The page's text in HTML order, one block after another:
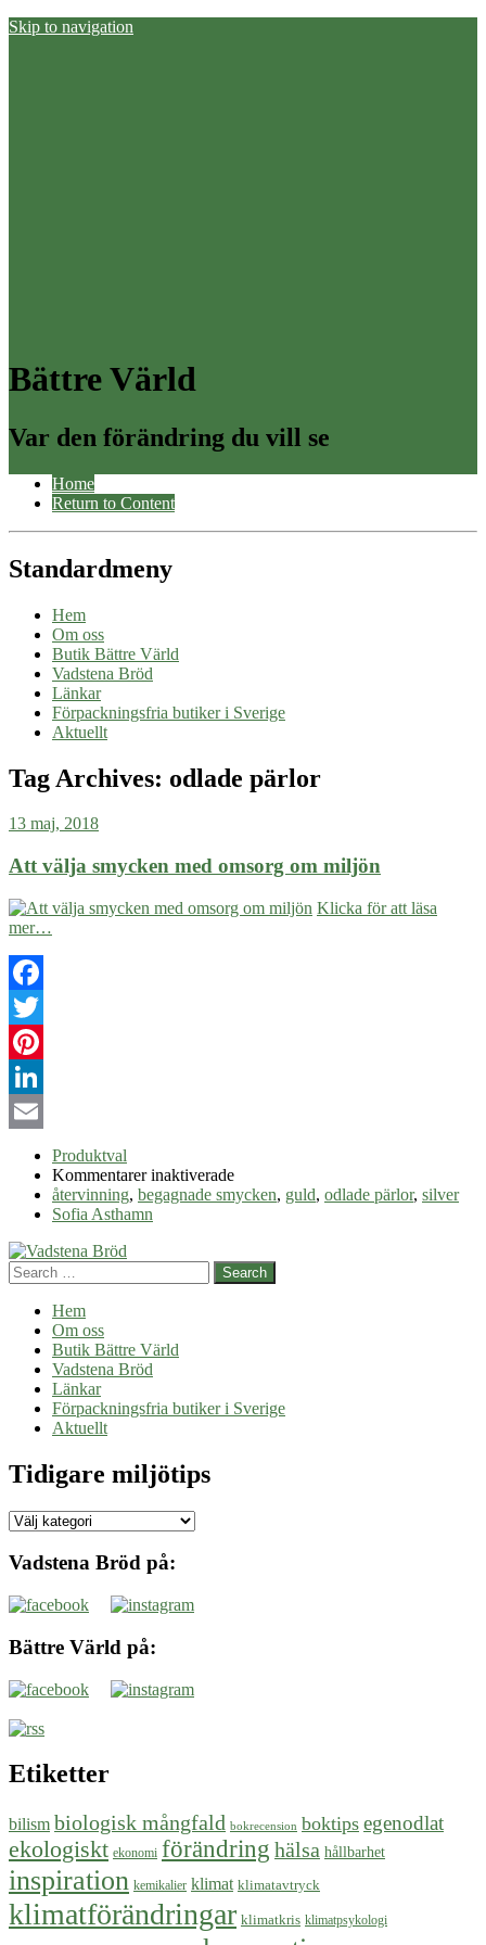
Skip to navigation
Bättre Värld
Var den förändring du vill se
Home
Return to Content
Standardmeny
Hem
Om oss
Butik Bättre Värld
Vadstena Bröd
Länkar
Förpackningsfria butiker i Sverige
Aktuellt
Tag Archives: odlade pärlor
13 maj, 2018
Att välja smycken med omsorg om miljön
Klicka för att läsa
mer…
Facebook
Twitter
Pinterest
LinkedIn
Produktval
Kommentarer inaktiveradeför
Att
omsorg
återvinning, begagnade smycken, guld, odlade pärlor, silver
Sofia Asthamn
Search
Hem
Om oss
Butik Bättre Värld
Vadstena Bröd
Länkar
Förpackningsfria butiker i Sverige
Aktuellt
Tidigare miljötips
Tidigare
Vadstena Bröd på:
Bättre Värld på:
Etiketter
bilism biologisk mångfald bokrecension boktips egenodlat
ekologiskt ekonomi förändring hälsa hållbarhet
inspiration kemikalier klimat klimatavtryck
klimatförändringar klimatkris klimatpsykologi